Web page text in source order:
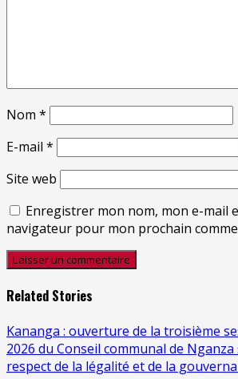
Nom *
E-mail *
Site web
Enregistrer mon nom, mon e-mail
navigateur pour mon prochain
Related Stories
Kananga : ouverture de la troisième
2026 du Conseil communal de
respect de la légalité et de la